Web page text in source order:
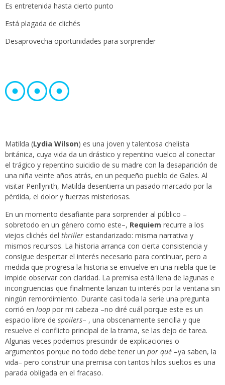
Es entretenida hasta cierto punto
Está plagada de clichés
Desaprovecha oportunidades para sorprender
Matilda (Lydia Wilson) es una joven y talentosa chelista
británica, cuya vida da un drástico y repentino vuelco al conectar
el trágico y repentino suicidio de su madre con la desaparición de
una niña veinte años atrás, en un pequeño pueblo de Gales. Al
visitar Penllynith, Matilda desentierra un pasado marcado por la
pérdida, el dolor y fuerzas misteriosas.
En un momento desafiante para sorprender al público –
sobretodo en un género como este–, Requiem recurre a los
viejos clichés del thriller estandarizado: misma narrativa y
mismos recursos. La historia arranca con cierta consistencia y
consigue despertar el interés necesario para continuar, pero a
medida que progresa la historia se envuelve en una niebla que te
impide observar con claridad. La premisa está llena de lagunas e
incongruencias que finalmente lanzan tu interés por la ventana sin
ningún remordimiento. Durante casi toda la serie una pregunta
corrió en loop por mi cabeza –no diré cuál porque este es un
espacio libre de spoilers– , una obscenamente sencilla y que
resuelve el conflicto principal de la trama, se las dejo de tarea.
Algunas veces podemos prescindir de explicaciones o
argumentos porque no todo debe tener un por qué –ya saben, la
vida– pero construir una premisa con tantos hilos sueltos es una
parada obligada en el fracaso.